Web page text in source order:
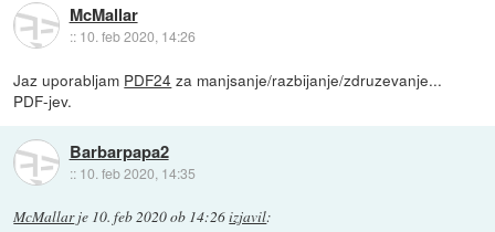
McMallar
:: 10. feb 2020, 14:26
Jaz uporabljam PDF24 za manjsanje/razbijanje/zdruzevanje...
PDF-jev.
Barbarpapa2
:: 10. feb 2020, 14:35
McMallarje 10. feb 2020 ob 14:26izjavil: